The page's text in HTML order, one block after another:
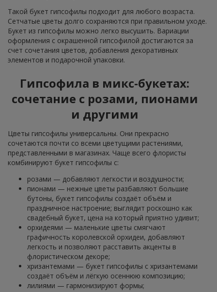
Такой букет гипсофилы подходит для любого возраста.
Сетчатые цветы долго сохраняются при правильном уходе.
Букет из гипсофилы можно легко высушить. Вариации
оформления с окрашенной гипсофилой достигаются за
счет сочетания цветов, добавления декоративных
элементов и подарочной упаковки.
Гипсофила в микс-букетах:
сочетание с розами, пионами
и другими
Цветы гипсофилы универсальны. Они прекрасно
сочетаются почти со всеми цветущими растениями,
представленными в магазинах. Чаще всего флористы
комбинируют букет гипсофилы с:
розами — добавляют легкости и воздушности;
пионами — нежные цветы разбавляют большие
бутоны, букет гипсофилы создаёт объём и
праздничное настроение; выглядит роскошно как
свадебный букет, цена на который приятно удивит;
орхидеями — маленькие цветы смягчают
графичность королевской орхидеи, добавляют
легкость и позволяют расставить акценты в
флористическом декоре;
хризантемами — букет гипсофилы с хризантемами
создаёт объём и лёгкую осеннюю композицию;
лилиями — гармонизируют формы;